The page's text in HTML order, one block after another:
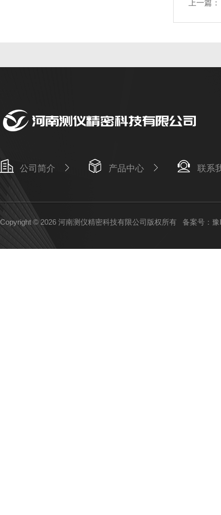
上一篇：
公司简介 产品中心 联系
Copyright © 2026 河南测仪精密科技有限公司版权所有 备案号：